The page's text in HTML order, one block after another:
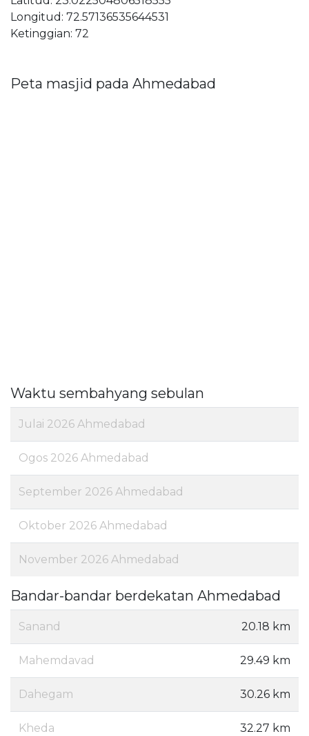
Longitud: 72.57136535644531
Ketinggian: 72
Peta masjid pada Ahmedabad
Waktu sembahyang sebulan
Julai 2026 Ahmedabad
Ogos 2026 Ahmedabad
September 2026 Ahmedabad
Oktober 2026 Ahmedabad
November 2026 Ahmedabad
Bandar-bandar berdekatan Ahmedabad
Sanand 20.18 km
Mahemdavad 29.49 km
Dahegam 30.26 km
Kheda 32.27 km